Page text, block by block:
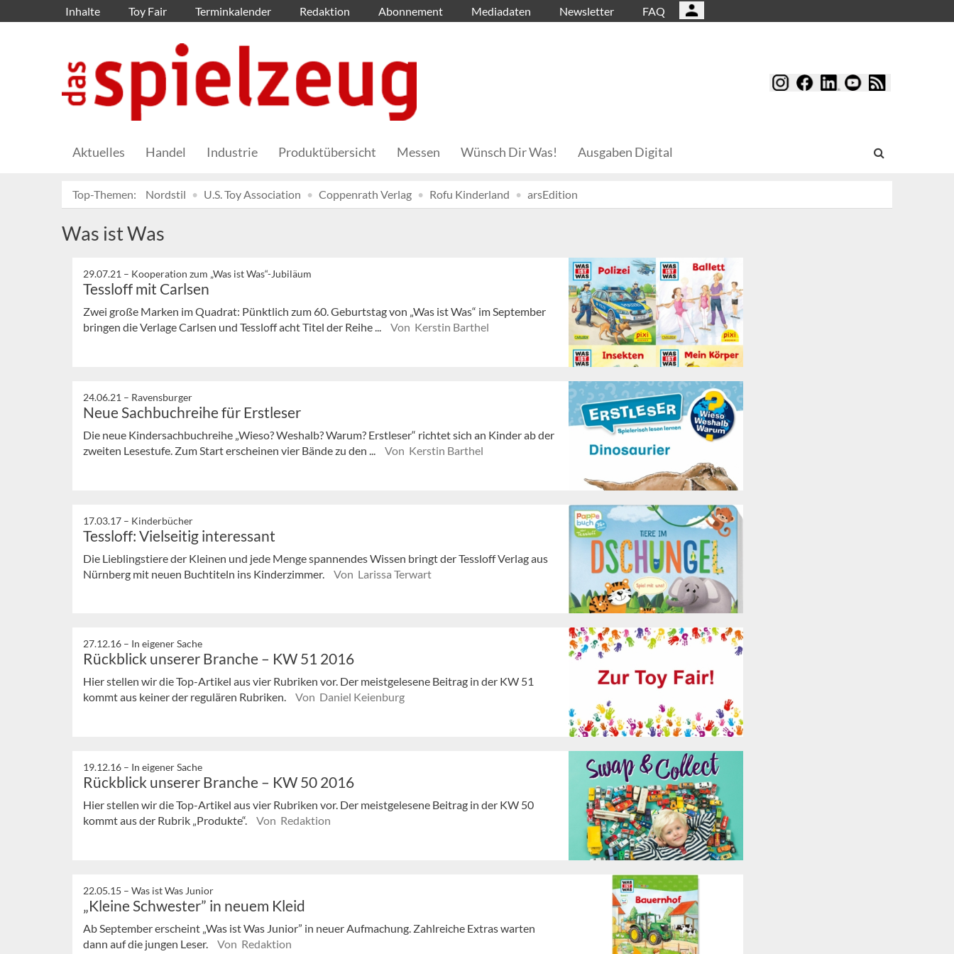
Inhalte Toy Fair Terminkalender Redaktion Abonnement Mediadaten Newsletter FAQ
Aktuelles Handel Industrie Produktübersicht Messen Wünsch Dir Was! Ausgaben Digital
Top-Themen: Nordstil U.S. Toy Association Coppenrath Verlag Rofu Kinderland arsEdition
Was ist Was
29.07.21 – Kooperation zum „Was ist Was“-Jubiläum
Tessloff mit Carlsen
Zwei große Marken im Quadrat: Pünktlich zum 60. Geburtstag von „Was ist Was“ im September
bringen die Verlage Carlsen und Tessloff acht Titel der Reihe ...
Von Kerstin Barthel
24.06.21 – Ravensburger
Neue Sachbuchreihe für Erstleser
Die neue Kindersachbuchreihe „Wieso? Weshalb? Warum? Erstleser“ richtet sich an Kinder ab der
zweiten Lesestufe. Zum Start erscheinen vier Bände zu den ...
Von Kerstin Barthel
17.03.17 – Kinderbücher
Tessloff: Vielseitig interessant
Die Lieblingstiere der Kleinen und jede Menge spannendes Wissen bringt der Tessloff Verlag aus
Nürnberg mit neuen Buchtiteln ins Kinderzimmer.
Von Larissa Terwart
27.12.16 – In eigener Sache
Rückblick unserer Branche – KW 51 2016
Hier stellen wir die Top-Artikel aus vier Rubriken vor. Der meistgelesene Beitrag in der KW 51
kommt aus keiner der regulären Rubriken.
Von Daniel Keienburg
19.12.16 – In eigener Sache
Rückblick unserer Branche – KW 50 2016
Hier stellen wir die Top-Artikel aus vier Rubriken vor. Der meistgelesene Beitrag in der KW 50
kommt aus der Rubrik „Produkte“.
Von Redaktion
22.05.15 – Was ist Was Junior
„Kleine Schwester” in neuem Kleid
Ab September erscheint „Was ist Was Junior” in neuer Aufmachung. Zahlreiche Extras warten
dann auf die jungen Leser.
Von Redaktion